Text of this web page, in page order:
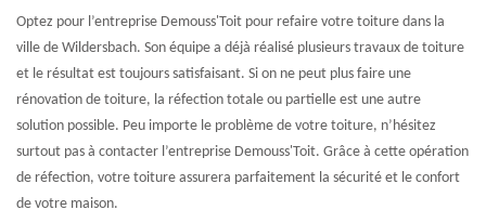
Optez pour l’entreprise Demouss'Toit pour refaire votre toiture dans la
ville de Wildersbach. Son équipe a déjà réalisé plusieurs travaux de toiture
et le résultat est toujours satisfaisant. Si on ne peut plus faire une
rénovation de toiture, la réfection totale ou partielle est une autre
solution possible. Peu importe le problème de votre toiture, n’hésitez
surtout pas à contacter l’entreprise Demouss'Toit. Grâce à cette opération
de réfection, votre toiture assurera parfaitement la sécurité et le confort
de votre maison.